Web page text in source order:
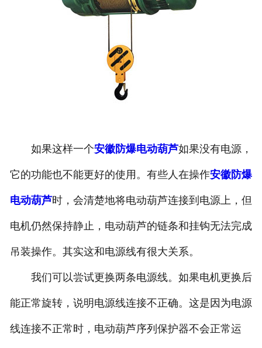
如果这样一个安徽防爆电动葫芦如果没有电源，
它的功能也不能更好的使用。有些人在操作安徽防爆
电动葫芦时，会清楚地将电动葫芦连接到电源上，但
电机仍然保持静止，电动葫芦的链条和挂钩无法完成
吊装操作。其实这和电源线有很大关系。
我们可以尝试更换两条电源线。如果电机更换后
能正常旋转，说明电源线连接不正确。这是因为电源
线连接不正常时，电动葫芦序列保护器不会正常运